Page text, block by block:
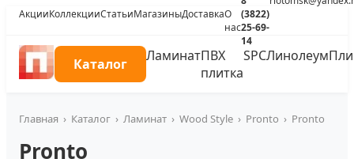
АкцииКоллекцииСтатьиМагазиныДоставкаО
нас
(3822)
25-69-
14
Каталог ЛаминатПВХ
плитка
SPCЛинолеум
Главная › Каталог › Ламинат › Wood Style › Pronto › Pronto
Pronto